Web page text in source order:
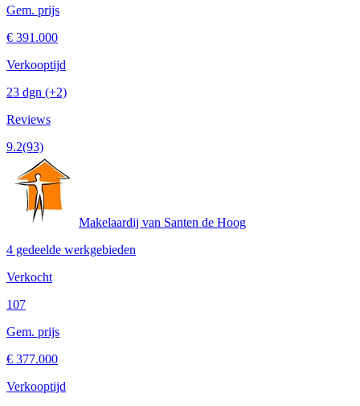
Gem. prijs
€ 391.000
Verkooptijd
23 dgn (+2)
Reviews
9.2(93)
Makelaardij van Santen de Hoog
4 gedeelde werkgebieden
Verkocht
107
Gem. prijs
€ 377.000
Verkooptijd